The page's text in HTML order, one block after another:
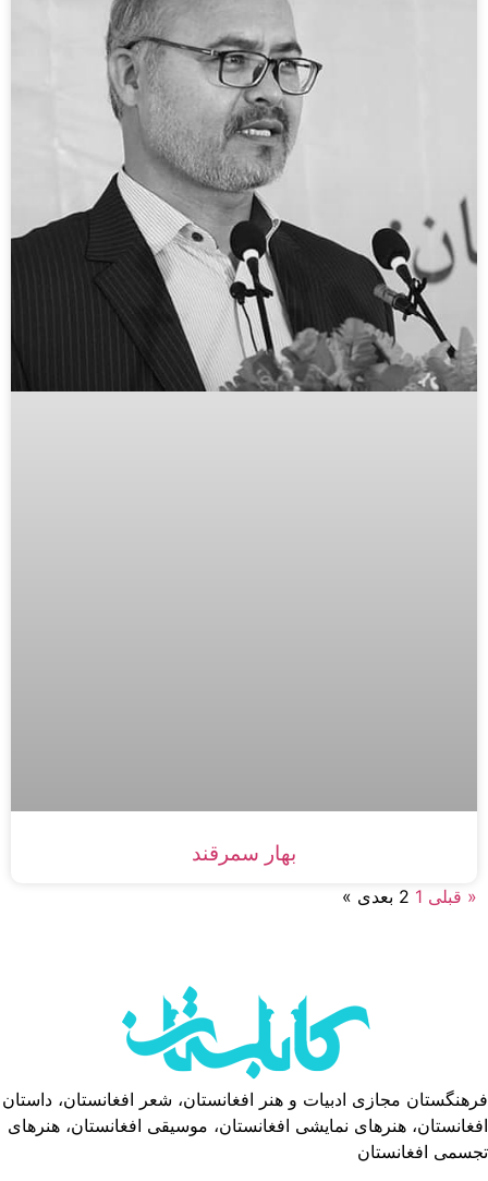
بهار سمرقند
« قبلی 1
2 بعدی »
فرهنگستان مجازی ادبیات و هنر افغانستان، شعر افغانستان، داستان
افغانستان، هنرهای نمایشی افغانستان، موسیقی افغانستان، هنرهای
تجسمی افغانستان